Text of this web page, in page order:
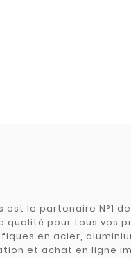
est le partenaire N°1
qualité pour tous vos
en acier,
et achat en ligne